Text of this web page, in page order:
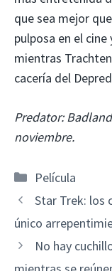
que sea mejor que
pulposa en el
mientras
cacería del
Predator:
noviembre.
Categorías
Película
Star Trek: los
único
No hay